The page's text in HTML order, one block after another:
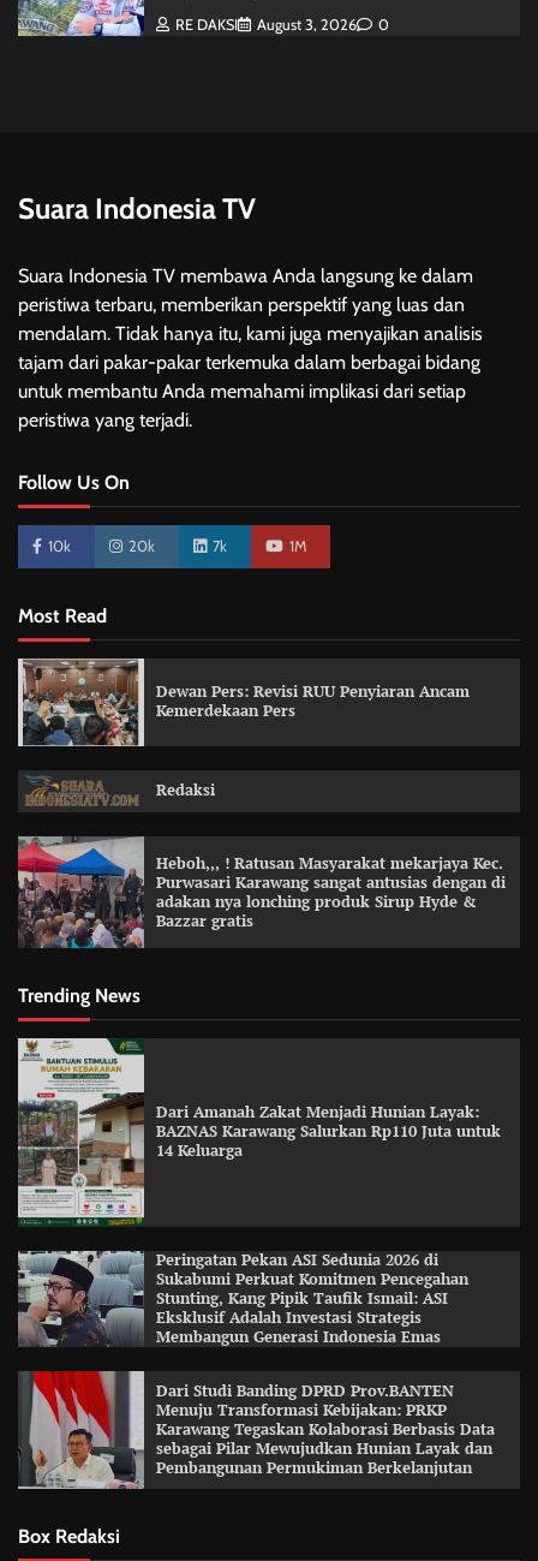
RE DAKSI August 3, 2026 0
Suara Indonesia TV
Suara Indonesia TV membawa Anda langsung ke dalam
peristiwa terbaru, memberikan perspektif yang luas dan
mendalam. Tidak hanya itu, kami juga menyajikan analisis
tajam dari pakar-pakar terkemuka dalam berbagai bidang
untuk membantu Anda memahami implikasi dari setiap
peristiwa yang terjadi.
Follow Us On
10k 20k 7k 1M
Most Read
Dewan Pers: Revisi RUU Penyiaran Ancam
Kemerdekaan Pers
Redaksi
Heboh,,, ! Ratusan Masyarakat mekarjaya Kec.
Purwasari Karawang sangat antusias dengan di
adakan nya lonching produk Sirup Hyde &
Bazzar gratis
Trending News
Dari Amanah Zakat Menjadi Hunian Layak:
BAZNAS Karawang Salurkan Rp110 Juta untuk
14 Keluarga
Peringatan Pekan ASI Sedunia 2026 di
Sukabumi Perkuat Komitmen Pencegahan
Stunting, Kang Pipik Taufik Ismail: ASI
Eksklusif Adalah Investasi Strategis
Membangun Generasi Indonesia Emas
Dari Studi Banding DPRD Prov.BANTEN
Menuju Transformasi Kebijakan: PRKP
Karawang Tegaskan Kolaborasi Berbasis Data
sebagai Pilar Mewujudkan Hunian Layak dan
Pembangunan Permukiman Berkelanjutan
Box Redaksi